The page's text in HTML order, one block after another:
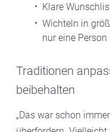
Klare
Wichteln in
nur eine Person
Traditionen
beibehalten
„Das war schon